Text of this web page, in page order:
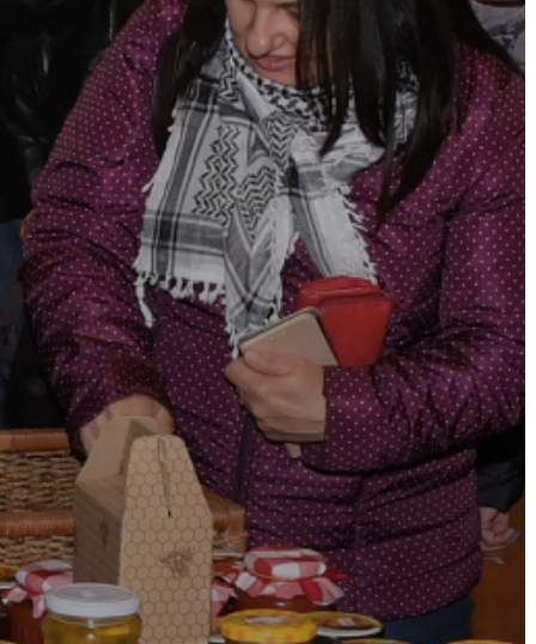
RENDELETEK
AZ
ÉPÜLŐ
VÁROS
FEJLESZTÉSEK
KÖRNYEZETVÉDELEM
TELEPÜLÉSRENDEZÉS
STRATÉGIÁK